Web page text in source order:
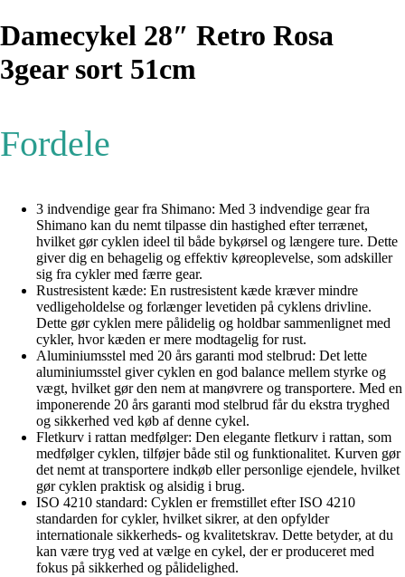
Damecykel 28″ Retro Rosa
3gear sort 51cm
Fordele
3 indvendige gear fra Shimano: Med 3 indvendige gear fra
Shimano kan du nemt tilpasse din hastighed efter terrænet,
hvilket gør cyklen ideel til både bykørsel og længere ture. Dette
giver dig en behagelig og effektiv køreoplevelse, som adskiller
sig fra cykler med færre gear.
Rustresistent kæde: En rustresistent kæde kræver mindre
vedligeholdelse og forlænger levetiden på cyklens drivline.
Dette gør cyklen mere pålidelig og holdbar sammenlignet med
cykler, hvor kæden er mere modtagelig for rust.
Aluminiumsstel med 20 års garanti mod stelbrud: Det lette
aluminiumsstel giver cyklen en god balance mellem styrke og
vægt, hvilket gør den nem at manøvrere og transportere. Med en
imponerende 20 års garanti mod stelbrud får du ekstra tryghed
og sikkerhed ved køb af denne cykel.
Fletkurv i rattan medfølger: Den elegante fletkurv i rattan, som
medfølger cyklen, tilføjer både stil og funktionalitet. Kurven gør
det nemt at transportere indkøb eller personlige ejendele, hvilket
gør cyklen praktisk og alsidig i brug.
ISO 4210 standard: Cyklen er fremstillet efter ISO 4210
standarden for cykler, hvilket sikrer, at den opfylder
internationale sikkerheds- og kvalitetskrav. Dette betyder, at du
kan være tryg ved at vælge en cykel, der er produceret med
fokus på sikkerhed og pålidelighed.